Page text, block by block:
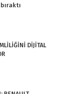
DİJİTAL